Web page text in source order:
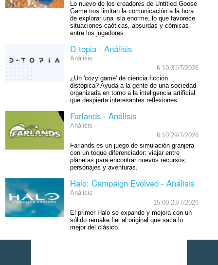
Lo nuevo de los creadores de Untitled Goose
Game nos limitan la comunicación a la hora
de explorar una isla enorme, lo que favorece
situaciones caóticas, absurdas y cómicas
entre los jugadores.
D-topia - Análisis
Análisis
6:10 31/7/2026
¿Un 'cozy game' de ciencia ficción
distópica? Ayuda a la gente de una sociedad
organizada en torno a la inteligencia artificial
que despierta interesantes reflexiones.
Farlands - Análisis
Análisis
6:10 29/7/2026
Farlands es un juego de simulación granjera
con un toque diferenciador: viajar entre
planetas para encontrar nuevos recursos,
personajes y aventuras.
Halo: Campaign Evolved - Análisis
Análisis
15:00 23/7/2026
El primer Halo se expande y mejora con un
sólido remake fiel al original que saca lo
mejor del clásico.